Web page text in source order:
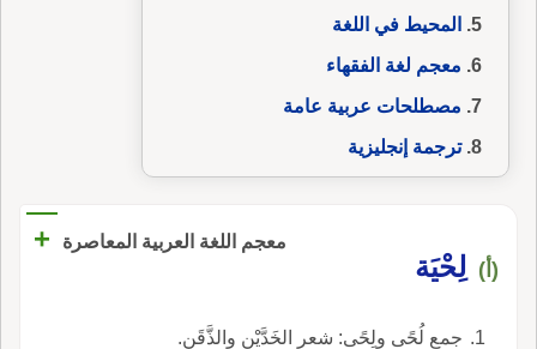
المحيط في اللغة
معجم لغة الفقهاء
مصطلحات عربية عامة
ترجمة إنجليزية
معجم اللغة العربية المعاصرة +
(أ) لِحْيَة
جمع لُحًى ولِحًى: شعر الخَدَّيْن والذَّقَن.